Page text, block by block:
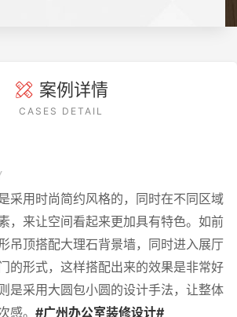
案例详情
CASES DETAIL
采用时尚简约风格的，同时在不同区域
，来让空间看起来更加具有特色。如前
吊顶搭配大理石背景墙，同时进入展厅
的形式，这样搭配出来的效果是非常好
是采用大圆包小圆的设计手法，让整体
感。 #广州办公室装修设计#